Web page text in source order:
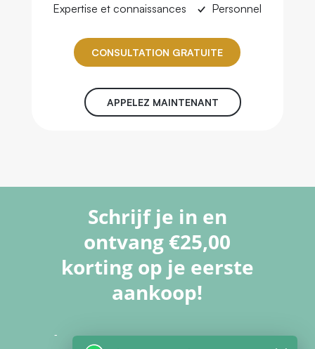
Expertise et connaissances✓ Personnel
CONSULTATION GRATUITE
APPELEZ MAINTENANT
Schrijf je in en
ontvang €25,00
korting op je eerste
aankoop!
-